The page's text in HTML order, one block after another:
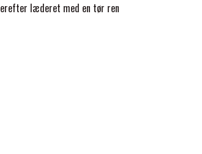
læderet med en tør ren